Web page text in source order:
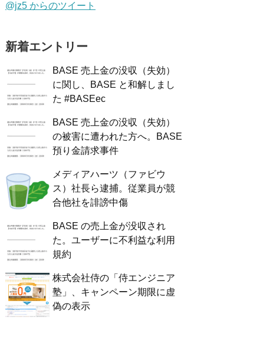
@jz5 からのツイート
新着エントリー
BASE 売上金の没収（失効）
に関し、BASE と和解しまし
た #BASEec
BASE 売上金の没収（失効）
の被害に遭われた方へ。BASE
預り金請求事件
メディアハーツ（ファビウ
ス）社長ら逮捕。従業員が競
合他社を誹謗中傷
BASE の売上金が没収され
た。ユーザーに不利益な利用
規約
株式会社侍の「侍エンジニア
塾」、キャンペーン期限に虚
偽の表示